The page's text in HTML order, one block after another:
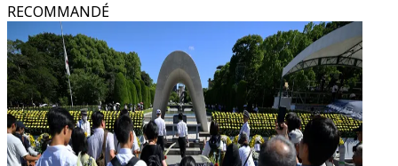
RECOMMANDÉ